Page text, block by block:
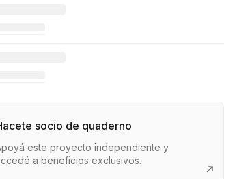
socio de quaderno
este proyecto independiente y
a beneficios exclusivos.